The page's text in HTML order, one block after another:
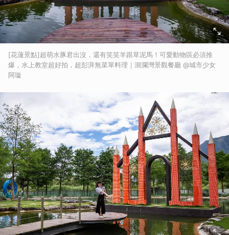
[花蓮景點]超萌水豚君出沒，還有笑笑羊跟草泥馬！可愛動物區必須推
爆，水上教堂超好拍，超彭湃無菜單料理｜洄瀾灣景觀餐廳 @城市少女
阿璇